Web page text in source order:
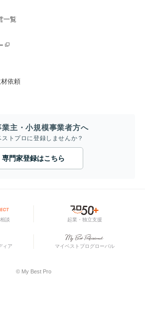
一覧
依頼
業主・小規模事業者方へ
ストプロに登録しませんか？
専門家登録はこちら
談 起業・独立支援
ィア マイベストプログローバル
© My Best Pro